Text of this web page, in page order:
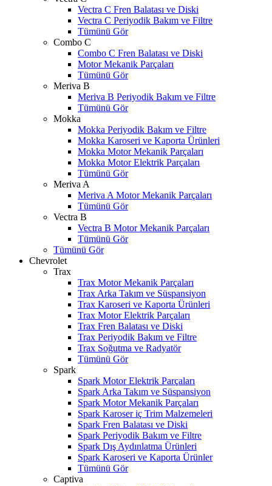
Vectra C Fren Balatası ve Diski
Vectra C Periyodik Bakım ve Filtre
Tümünü Gör
Combo C
Combo C Fren Balatası ve Diski
Motor Mekanik Parçaları
Tümünü Gör
Meriva B
Meriva B Periyodik Bakım ve Filtre
Tümünü Gör
Mokka
Mokka Periyodik Bakım ve Filtre
Mokka Karoseri ve Kaporta Ürünleri
Mokka Motor Mekanik Parçaları
Mokka Motor Elektrik Parçaları
Tümünü Gör
Meriva A
Meriva A Motor Mekanik Parçaları
Tümünü Gör
Vectra B
Vectra B Motor Mekanik Parçaları
Tümünü Gör
Tümünü Gör
Chevrolet
Trax
Trax Motor Mekanik Parçaları
Trax Arka Takım ve Süspansiyon
Trax Karoseri ve Kaporta Ürünleri
Trax Motor Elektrik Parçaları
Trax Fren Balatası ve Diski
Trax Periyodik Bakım ve Filtre
Trax Soğutma ve Radyatör
Tümünü Gör
Spark
Spark Motor Elektrik Parçaları
Spark Arka Takım ve Süspansiyon
Spark Motor Mekanik Parçaları
Spark Karoser iç Trim Malzemeleri
Spark Fren Balatası ve Diski
Spark Periyodik Bakım ve Filtre
Spark Dış Aydınlatma Ürünleri
Spark Karoseri ve Kaporta Ürünler
Tümünü Gör
Captiva